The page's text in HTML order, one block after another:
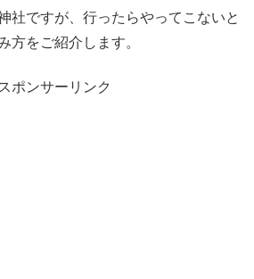
社ですが、行ったらやってこないと
方をご紹介します。
スポンサーリンク